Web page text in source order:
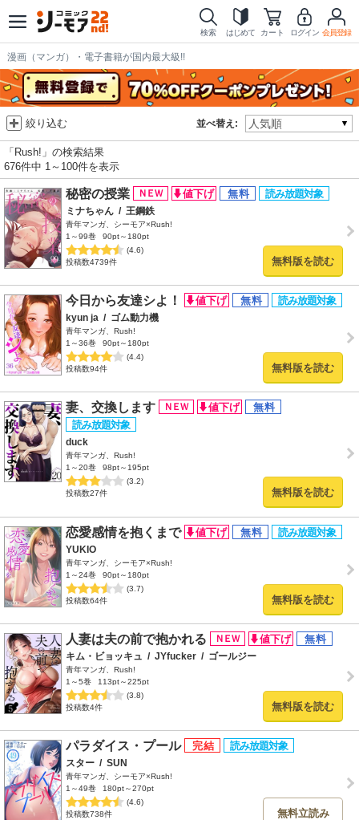
検索 はじめて カート ログイン 会員登録
漫画（マンガ）・電子書籍が国内最大級!!
並べ替え:
絞り込む
「Rush!」の検索結果
676件中 1～100件を表示
秘密の授業
ミナちゃん / 王鋼鉄
青年マンガ、シーモア×Rush!
1～99巻
90pt～180pt
(4.6)
投稿数4739件
無料版を読む
今日から友達シよ！
kyun ja / ゴム動力機
青年マンガ、Rush!
1～36巻
90pt～180pt
(4.4)
投稿数94件
無料版を読む
妻、交換します
duck
青年マンガ、Rush!
1～20巻
98pt～195pt
(3.2)
投稿数27件
無料版を読む
恋愛感情を抱くまで
YUKIO
青年マンガ、シーモア×Rush!
1～24巻
90pt～180pt
(3.7)
投稿数64件
無料版を読む
人妻は夫の前で抱かれる
キム・ビョッキュ / JYfucker / ゴールジー
青年マンガ、Rush!
1～5巻
113pt～225pt
(3.8)
投稿数4件
無料版を読む
パラダイス・プール
スター / SUN
青年マンガ、シーモア×Rush!
1～49巻
180pt～270pt
(4.6)
投稿数738件
無料立読み